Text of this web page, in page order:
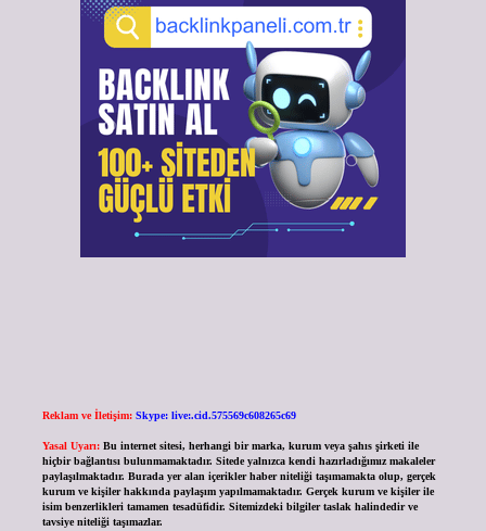
Reklam ve İletişim: Skype: live:.cid.575569c608265c69
Yasal Uyarı: Bu internet sitesi, herhangi bir marka, kurum veya şahıs şirketi ile
hiçbir bağlantısı bulunmamaktadır. Sitede yalnızca kendi hazırladığımız makaleler
paylaşılmaktadır. Burada yer alan içerikler haber niteliği taşımamakta olup, gerçek
kurum ve kişiler hakkında paylaşım yapılmamaktadır. Gerçek kurum ve kişiler ile
isim benzerlikleri tamamen tesadüfidir. Sitemizdeki bilgiler taslak halindedir ve
tavsiye niteliği taşımazlar.